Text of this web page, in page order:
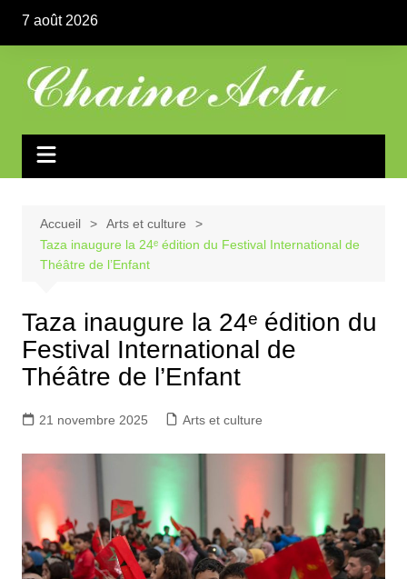
contenu
7 août 2026
Accueil
Arts et culture
Taza inaugure la 24ᵉ édition du Festival International de
Théâtre de l’Enfant
Taza inaugure la 24ᵉ édition du
Festival International de
Théâtre de l’Enfant
21 novembre 2025 Arts et culture